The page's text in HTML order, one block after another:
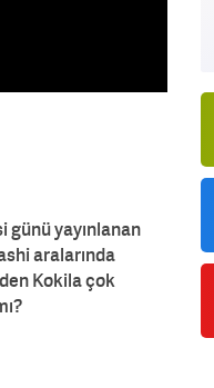
günü yayınlanan
aralarında
Kokila çok